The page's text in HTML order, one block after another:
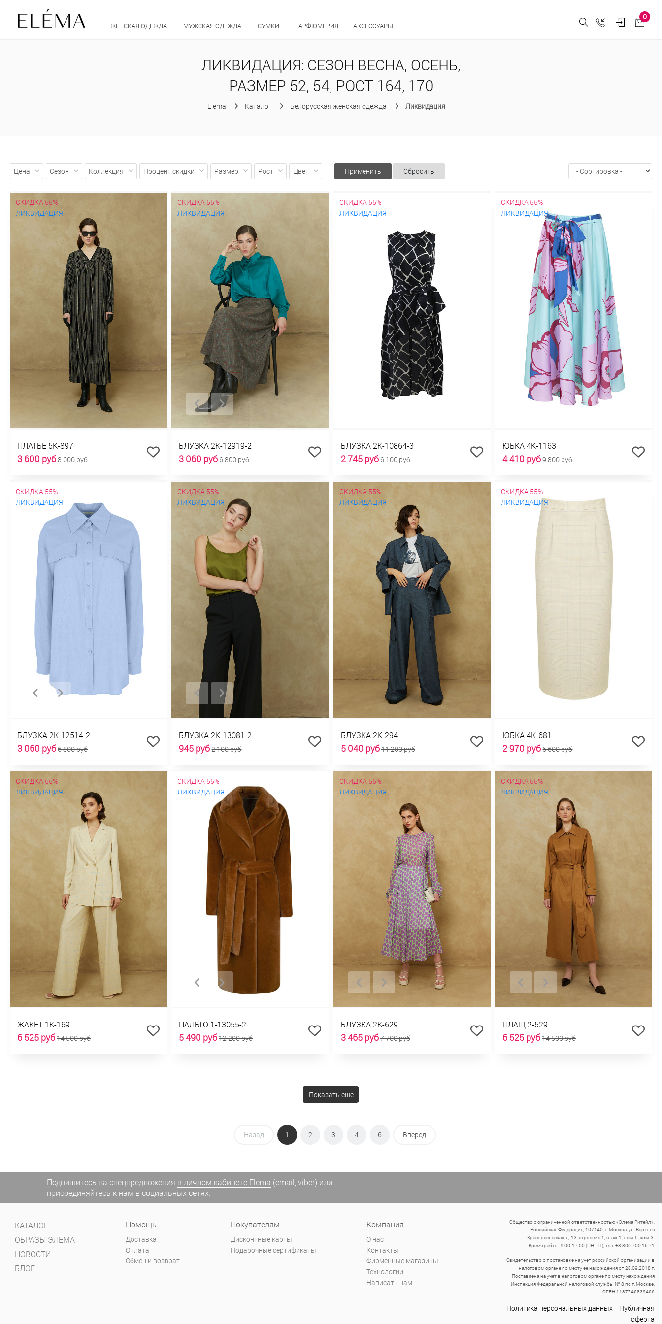
ЖЕНСКАЯ ОДЕЖДА МУЖСКАЯ ОДЕЖДА СУМКИ ПАРФЮМЕРИЯ АКСЕССУАРЫ
0
ЛИКВИДАЦИЯ: СЕЗОН ВЕСНА, ОСЕНЬ,
РАЗМЕР 52, 54, РОСТ 164, 170
Elema Каталог Белорусская женская одежда Ликвидация
Цена Сезон Коллекция Процент скидки Размер Рост Цвет Применить Сбросить
СКИДКА 55%
ЛИКВИДАЦИЯ
ПЛАТЬЕ 5К-897
3 600 руб8 000 руб
СКИДКА 55%
ЛИКВИДАЦИЯ
БЛУЗКА 2К-12919-2
3 060 руб6 800 руб
СКИДКА 55%
ЛИКВИДАЦИЯ
БЛУЗКА 2К-10864-3
2 745 руб6 100 руб
СКИДКА 55%
ЛИКВИДАЦИЯ
ЮБКА 4К-1163
4 410 руб9 800 руб
СКИДКА 55%
ЛИКВИДАЦИЯ
БЛУЗКА 2К-12514-2
3 060 руб6 800 руб
СКИДКА 55%
ЛИКВИДАЦИЯ
БЛУЗКА 2К-13081-2
945 руб2 100 руб
СКИДКА 55%
ЛИКВИДАЦИЯ
БЛУЗКА 2К-294
5 040 руб11 200 руб
СКИДКА 55%
ЛИКВИДАЦИЯ
ЮБКА 4К-681
2 970 руб6 600 руб
СКИДКА 55%
ЛИКВИДАЦИЯ
ЖАКЕТ 1К-169
6 525 руб14 500 руб
СКИДКА 55%
ЛИКВИДАЦИЯ
ПАЛЬТО 1-13055-2
5 490 руб12 200 руб
СКИДКА 55%
ЛИКВИДАЦИЯ
БЛУЗКА 2К-629
3 465 руб7 700 руб
СКИДКА 55%
ЛИКВИДАЦИЯ
ПЛАЩ 2-529
6 525 руб14 500 руб
Показать ещё
Назад 1 2 3 4 6 Вперед
Подпишитесь на спецпредложения в личном кабинете Elema (email, viber) или
присоединяйтесь к нам в социальных сетях.
КАТАЛОГ
ОБРАЗЫ ЭЛЕМА
НОВОСТИ
БЛОГ
Помощь
Доставка
Оплата
Обмен и возврат
Покупателям
Дисконтные карты
Подарочные сертификаты
Компания
О нас
Контакты
Фирменные магазины
Технологии
Написать нам
Общество с ограниченной ответственностью «Элема Ритейл»,
Российская Федерация, 107140, г. Москва, ул. Верхняя
Красносельская, д. 13, строение 1, этаж 1, пом. II, ком. 3.
Время рабты: 9.00-17.00 (ПН-ПТ); тел. +8 800 700 16 71
Свидетельство о постановке на учет российской организации в
налоговом органе по месту ее нахождения от 28.09.2018 г.
Поставлена на учет в налоговом органе по месту нахождения
Инспекция Федеральной налоговой службы № 8 по г. Москве.
ОГРН 1187746839466
Политика персональных данных
Публичная
оферта